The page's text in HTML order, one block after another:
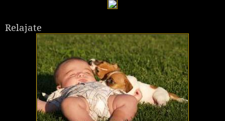
Relajate